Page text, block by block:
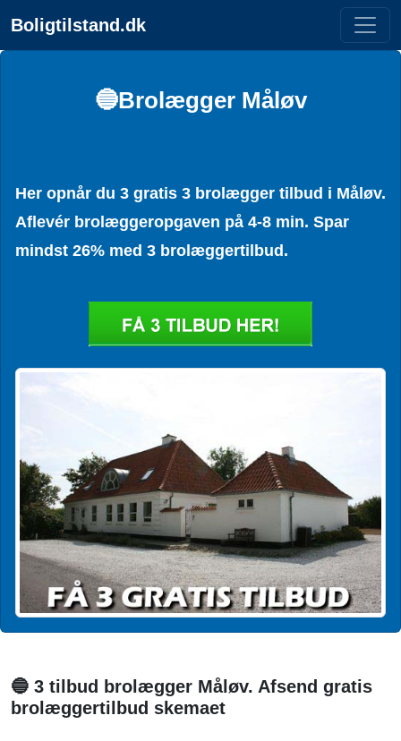
Boligtilstand.dk
🔵Brolægger Måløv
Her opnår du 3 gratis 3 brolægger tilbud i Måløv.
Aflevér brolæggeropgaven på 4-8 min. Spar
mindst 26% med 3 brolæggertilbud.
🔵 3 tilbud brolægger Måløv. Afsend gratis
brolæggertilbud skemaet